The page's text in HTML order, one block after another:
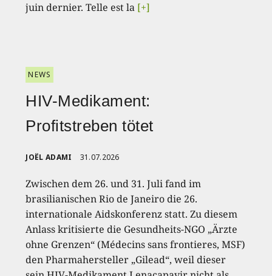
juin dernier. Telle est la [+]
NEWS
HIV-Medikament:
Profitstreben tötet
JOËL ADAMI 31.07.2026
Zwischen dem 26. und 31. Juli fand im
brasilianischen Rio de Janeiro die 26.
internationale Aidskonferenz statt. Zu diesem
Anlass kritisierte die Gesundheits-NGO „Ärzte
ohne Grenzen“ (Médecins sans frontieres, MSF)
den Pharmahersteller „Gilead“, weil dieser